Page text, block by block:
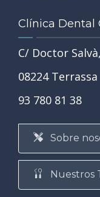
Clínica Dental
C/ Doctor
08224 Terrassa
93 780 81 38
Sobre
Nuestros